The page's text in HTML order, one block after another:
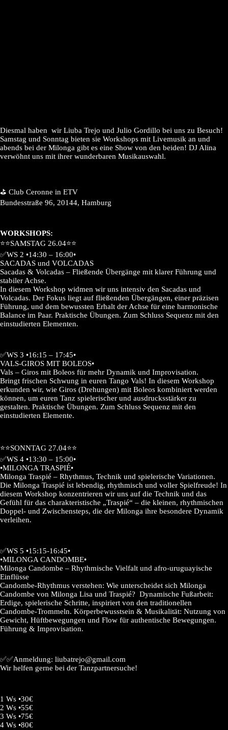
Diesmal haben wir Liuba Trejo und Julio Gordillo bei uns zu Besuch!
Samstag und Sonntag bieten sie Workshops mit Livemusik an und
abends bei der Milonga gibt es eine Show von den beiden! DJ Alina
verwöhnt uns mit ihrer wunderbaren Musikauswahl.
⛳️ Club Ceronne in ETV
Bundesstraße 96, 20144, Hamburg
WORKSHOPS:
⭐️⭐️SAMSTAG 26.04⭐️⭐️
✅WS 2 •14:30 – 16:00•
SACADAS und VOLCADAS
Sacadas & Volcadas – Fließende Übergänge mit klarer Führung und
stabiler Achse.
In diesem Workshop widmen wir uns intensiv den Sacadas und
Volcadas. Der Fokus liegt auf fließenden Übergängen, einer präzisen
Führung, und dem bewussten Erhalt der Achse für eine harmonische
Balance im Paar. Praktische Übungen. Zum Schluss Sequenz mit den
einstudierten Elementen.
✅WS 3 •16:15 – 17:45•
VALS-GIROS MIT BOLEOS•
Vals – Giros mit Boleos für mehr Dynamik und Improvisation.
Bringt frischen Schwung in euren Tango Vals! In diesem Workshop
erkunden wir, wie Giros (Drehungen) mit Boleos kombiniert werden
können, um euren Tanz spielerischer und ausdrucksstärker zu
gestalten. Praktische Übungen. Zum Schluss Sequenz mit den
einstudierten Elemente.
⭐️⭐️SONNTAG 27.04⭐️⭐️
✅WS 4 •13:30 – 15:00•
•MILONGA TRASPIÉ•
Milonga Traspié – Rhythmus, Technik und spielerische Variationen.
Die Milonga Traspié ist lebendig, rhythmisch und voller Spielfreude! In
diesem Workshop konzentrieren wir uns auf die Technik und das
Gefühl für das charakteristische „Traspié“ – die kleinen, rhythmischen
Doppel- und Zwischensteps, die der Milonga ihre besondere Dynamik
verleihen.
✅WS 5 •15:15-16:45•
•MILONGA CANDOMBE•
Milonga Candombe – Rhythmische Vielfalt und afro-uruguayische
Einflüsse
Candombe-Rhythmus verstehen: Wie unterscheidet sich Milonga
Candombe von Milonga Lisa und Traspié? Dynamische Fußarbeit:
Erdige, spielerische Schritte, inspiriert von den traditionellen
Candombe-Trommeln. Körperbewusstsein & Musikalität: Nutzung von
Gewicht, Hüftbewegungen und Flow für authentische Bewegungen.
Führung & Improvisation.
✅✅Anmeldung: liubatrejo@gmail.com
Wir helfen gerne bei der Tanzpartnersuche!
1 Ws •30€
2 Ws •55€
3 Ws •75€
4 Ws •80€